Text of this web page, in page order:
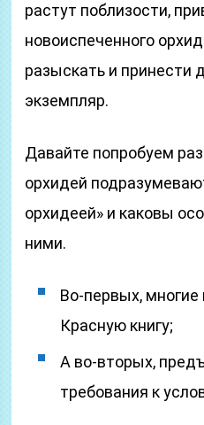
растут поблизости,
новоиспеченного
разыскать и принести
экземпляр.
Давайте попробуем
орхидей
орхидеей» и каковы
ними.
Во-первых, многие
Красную книгу;
А во-вторых,
требования к